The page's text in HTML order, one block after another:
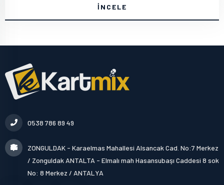
İNCELE
0538 786 89 49
ZONGULDAK - Karaelmas Mahallesi Alsancak Cad. No:7 Merkez
/ Zonguldak ANTALTA - Elmalı mah Hasansubaşı Caddesi 8 sok
No: 8 Merkez / ANTALYA